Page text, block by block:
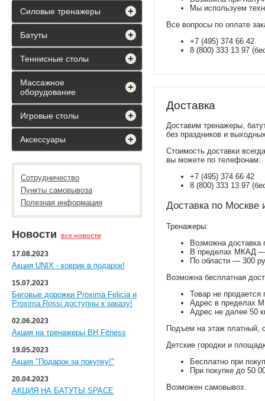
Мы используем
Все вопросы по оплате
+7 (495) 374 66 42
8 (800) 333 13 97
Доставка
Доставим тренажеры,
без праздников и
Стоимость доставки
вы можете по телефонам:
+7 (495) 374 66 42
8 (800) 333 13 97
Доставка по Москве
Тренажеры:
Возможна
В пределах МКАД —
По области — 300
Возможна бесплатная
Товар не продается
Адрес в пределах
Адрес не далее 50
Подъем на этаж платный,
Детские городки и
Бесплатно при
При покупке до 50
Возможен самовывоз.
Силовые тренажеры
Батуты
Теннисные столы
Массажное
оборудование
Игровые столы
Аксессуары
Сотрудничество
Пункты самовывоза
Полезная информация
Новости все новости
17.08.2023
Акция UNIX - коврик в подарок!
15.07.2023
Беговые дорожки Proxima Felicia и
Proxima Rossi доступны к заказу!
02.06.2023
Акция на тренажеры BH Fitness
19.05.2023
Акция "Подарок за покупку!"
20.04.2023
АКЦИЯ НА БАТУТЫ SPACE